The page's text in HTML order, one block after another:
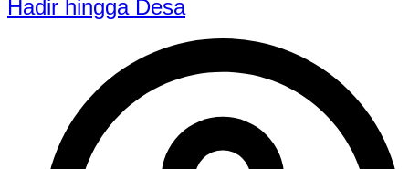
Hadir hingga Desa